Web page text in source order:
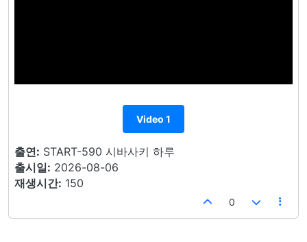
Video 1
출연: START-590 시바사키 하루
출시일: 2026-08-06
재생시간: 150
0